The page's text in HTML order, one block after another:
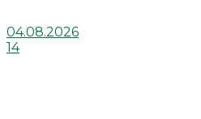
04.08.2026
14